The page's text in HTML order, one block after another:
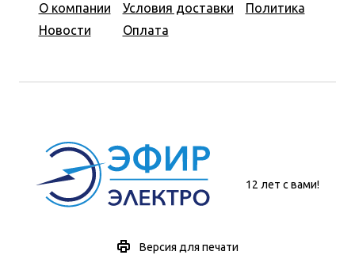
О компании
Новости
Условия доставки
Оплата
Политика
12 лет с вами!
Версия для печати